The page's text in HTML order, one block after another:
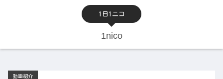
1日1ニコ
1nico
動画紹介